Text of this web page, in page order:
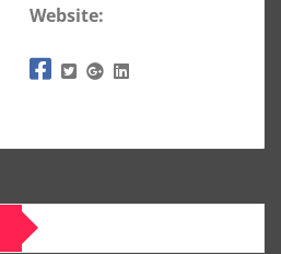
Website: